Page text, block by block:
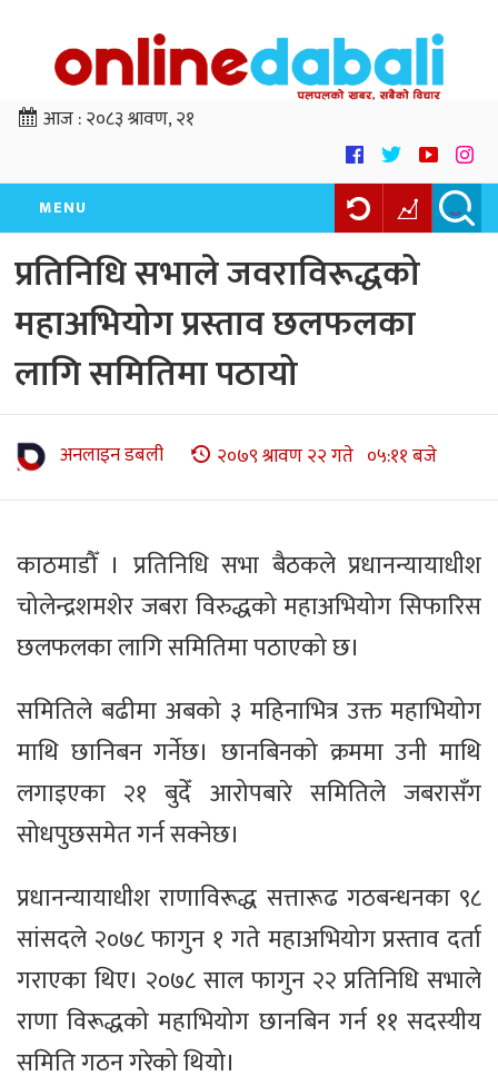
आज :२०८३ श्रावण, २१
MENU
प्रतिनिधि सभाले जवराविरूद्धको
महाअभियोग प्रस्ताव छलफलका
लागि समितिमा पठायो
अनलाइन डबली २०७९ श्रावण २२ गते ०५:११ बजे
काठमाडौँ । प्रतिनिधि सभा बैठकले प्रधानन्यायाधीश
चोलेन्द्रशमशेर जबरा विरुद्धको महाअभियोग सिफारिस
छलफलका लागि समितिमा पठाएको छ।
समितिले बढीमा अबको ३ महिनाभित्र उक्त महाभियोग
माथि छानिबन गर्नेछ। छानबिनको क्रममा उनी माथि
लगाइएका २१ बुदेँ आरोपबारे समितिले जबरासँग
सोधपुछसमेत गर्न सक्नेछ।
प्रधानन्यायाधीश राणाविरूद्ध सत्तारूढ गठबन्धनका ९८
सांसदले २०७८ फागुन १ गते महाअभियोग प्रस्ताव दर्ता
गराएका थिए। २०७८ साल फागुन २२ प्रतिनिधि सभाले
राणा विरूद्धको महाभियोग छानबिन गर्न ११ सदस्यीय
समिति गठन गरेको थियो।